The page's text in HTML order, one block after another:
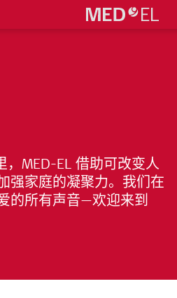
MED-EL 借助可改变人
强家庭的凝聚力。我们在
的所有声音—欢迎来到